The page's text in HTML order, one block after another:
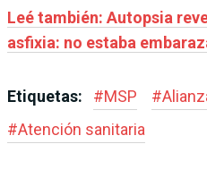
Leé también: Autopsia
asfixia: no estaba
Etiquetas: #MSP #
#Atención sanitaria